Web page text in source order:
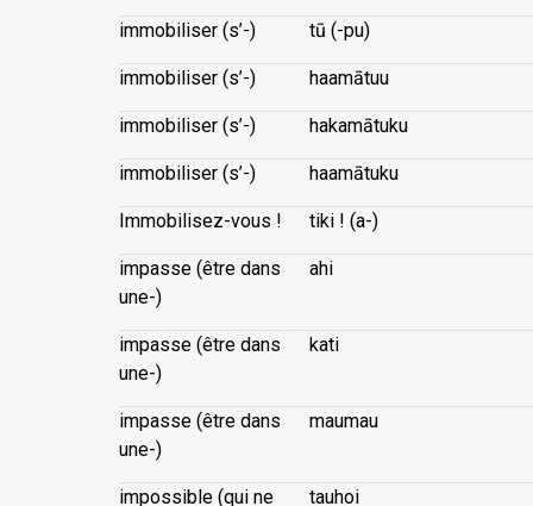
immobiliser (s’-) tū (-pu)
immobiliser (s’-) haamātuu
immobiliser (s’-) hakamātuku
immobiliser (s’-) haamātuku
Immobilisez-vous ! tiki ! (a-)
impasse (être dans
une-)
ahi
impasse (être dans
une-)
kati
impasse (être dans
une-)
maumau
impossible (qui ne
tauhoi